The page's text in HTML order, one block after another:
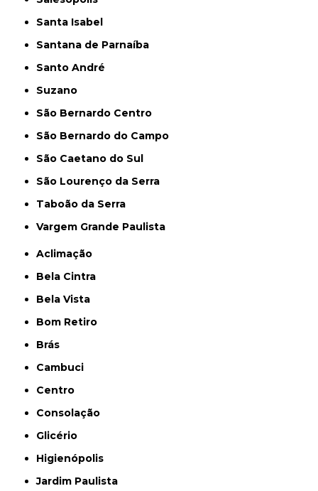
Santa Isabel
Santana de Parnaíba
Santo André
Suzano
São Bernardo Centro
São Bernardo do Campo
São Caetano do Sul
São Lourenço da Serra
Taboão da Serra
Vargem Grande Paulista
Aclimação
Bela Cintra
Bela Vista
Bom Retiro
Brás
Cambuci
Centro
Consolação
Glicério
Higienópolis
Jardim Paulista